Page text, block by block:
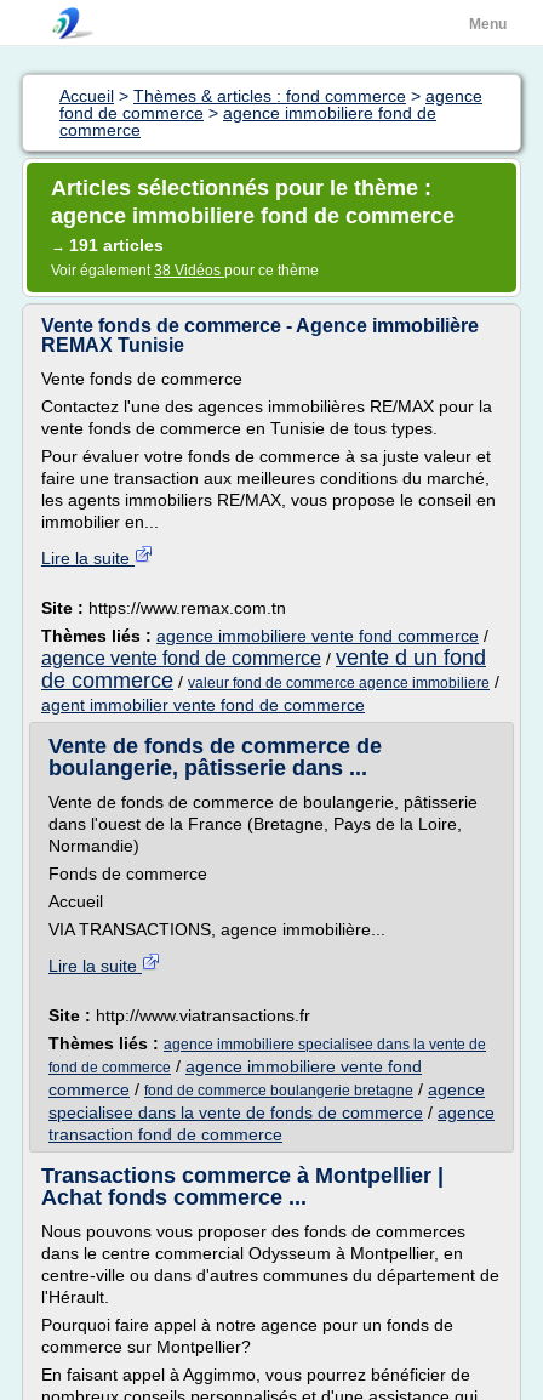
Menu
Accueil > Thèmes & articles : fond commerce > agence
fond de commerce > agence immobiliere fond de
commerce
Articles sélectionnés pour le thème :
agence immobiliere fond de commerce
→ 191 articles
Voir également38 Vidéos pour ce thème
Vente fonds de commerce - Agence immobilière
REMAX Tunisie
Vente fonds de commerce
Contactez l'une des agences immobilières RE/MAX pour la
vente fonds de commerce en Tunisie de tous types.
Pour évaluer votre fonds de commerce à sa juste valeur et
faire une transaction aux meilleures conditions du marché,
les agents immobiliers RE/MAX, vous propose le conseil en
immobilier en...
Lire la suite
Site : https://www.remax.com.tn
Thèmes liés : agence immobiliere vente fond commerce /
agence vente fond de commerce / vente d un fond
de commerce / valeur fond de commerce agence immobiliere /
agent immobilier vente fond de commerce
Vente de fonds de commerce de
boulangerie, pâtisserie dans ...
Vente de fonds de commerce de boulangerie, pâtisserie
dans l'ouest de la France (Bretagne, Pays de la Loire,
Normandie)
Fonds de commerce
Accueil
VIA TRANSACTIONS, agence immobilière...
Lire la suite
Site : http://www.viatransactions.fr
Thèmes liés : agence immobiliere specialisee dans la vente de
fond de commerce / agence immobiliere vente fond
commerce / fond de commerce boulangerie bretagne / agence
specialisee dans la vente de fonds de commerce / agence
transaction fond de commerce
Transactions commerce à Montpellier |
Achat fonds commerce ...
Nous pouvons vous proposer des fonds de commerces
dans le centre commercial Odysseum à Montpellier, en
centre-ville ou dans d'autres communes du département de
l'Hérault.
Pourquoi faire appel à notre agence pour un fonds de
commerce sur Montpellier?
En faisant appel à Aggimmo, vous pourrez bénéficier de